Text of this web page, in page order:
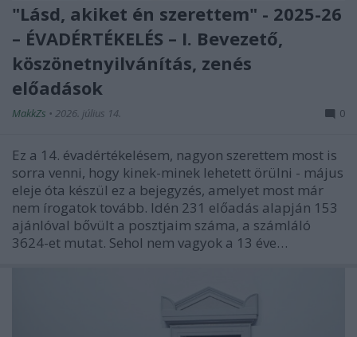
"Lásd, akiket én szerettem" - 2025-26
– ÉVADÉRTÉKELÉS – I. Bevezető,
köszönetnyilvánítás, zenés
előadások
MakkZs • 2026. július 14. 0
Ez a 14. évadértékelésem, nagyon szerettem most is
sorra venni, hogy kinek-minek lehetett örülni - május
eleje óta készül ez a bejegyzés, amelyet most már
nem írogatok tovább. Idén 231 előadás alapján 153
ajánlóval bővült a posztjaim száma, a számláló
3624-et mutat. Sehol nem vagyok a 13 éve…